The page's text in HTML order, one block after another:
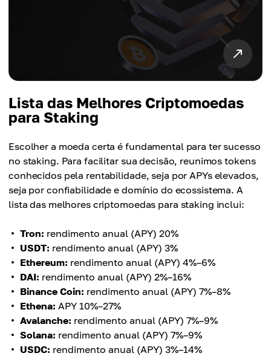
Lista das Melhores Criptomoedas
para Staking
Escolher a moeda certa é fundamental para ter sucesso
no staking. Para facilitar sua decisão, reunimos tokens
conhecidos pela rentabilidade, seja por APYs elevados,
seja por confiabilidade e domínio do ecossistema. A
lista das melhores criptomoedas para staking inclui:
Tron: rendimento anual (APY) 20%
USDT: rendimento anual (APY) 3%
Ethereum: rendimento anual (APY) 4%–6%
DAI: rendimento anual (APY) 2%–16%
Binance Coin: rendimento anual (APY) 7%–8%
Ethena: APY 10%–27%
Avalanche: rendimento anual (APY) 7%–9%
Solana: rendimento anual (APY) 7%–9%
USDC: rendimento anual (APY) 3%–14%